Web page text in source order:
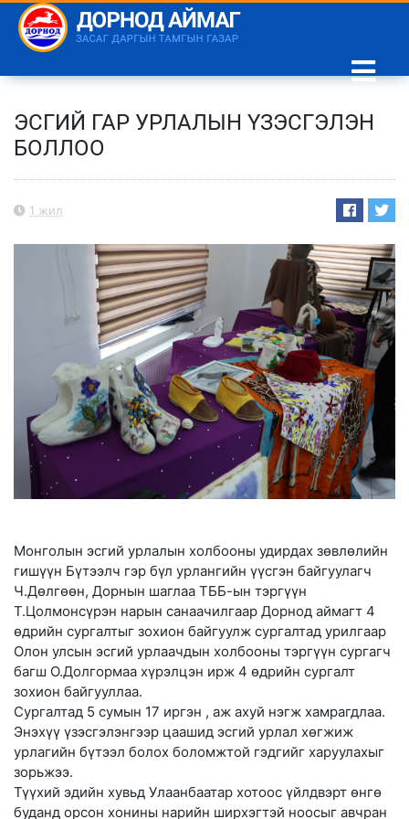
ЭСГИЙ ГАР УРЛАЛЫН ҮЗЭСГЭЛЭН
БОЛЛОО
1 жил
Монголын эсгий урлалын холбооны удирдах зөвлөлийн
гишүүн Бүтээлч гэр бүл урлангийн үүсгэн байгуулагч
Ч.Дөлгөөн, Дорнын шаглаа ТББ-ын тэргүүн
Т.Цолмонсүрэн нарын санаачилгаар Дорнод аймагт 4
өдрийн сургалтыг зохион байгуулж сургалтад урилгаар
Олон улсын эсгий урлаачдын холбооны тэргүүн сургагч
багш О.Долгормаа хүрэлцэн ирж 4 өдрийн сургалт
зохион байгууллаа.
Сургалтад 5 сумын 17 иргэн , аж ахуй нэгж хамрагдлаа.
Энэхүү үзэсгэлэнгээр цаашид эсгий урлал хөгжиж
урлагийн бүтээл болох боломжтой гэдгийг харуулахыг
зорьжээ.
Түүхий эдийн хувьд Улаанбаатар хотоос үйлдвэрт өнгө
буданд орсон хонины нарийн ширхэгтэй ноосыг авчран